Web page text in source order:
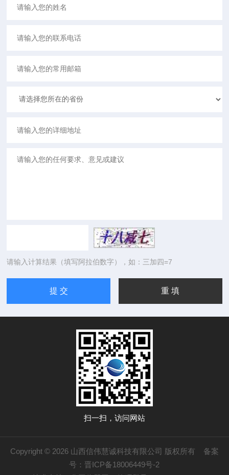
请输入计算结果（填写阿拉伯数字），如：三加四=7
扫一扫，访问网站
Copyright © 2026 山西信伟慧诚科技有限公司 版权所有 备案
号：晋ICP备18006449号-2